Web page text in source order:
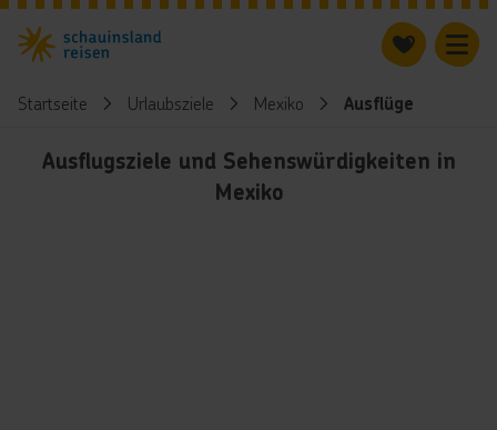
Startseite Urlaubsziele Mexiko Ausflüge
Ausflugsziele und Sehenswürdigkeiten in
Mexiko